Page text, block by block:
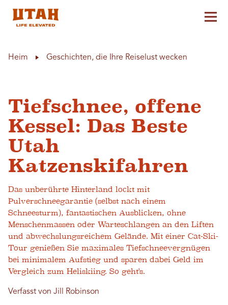
Heim Geschichten, die Ihre Reiselust wecken
Tiefschnee, offene
Kessel: Das Beste
Utah
Katzenskifahren
Das unberührte Hinterland lockt mit
Pulverschneegarantie (selbst nach einem
Schneesturm), fantastischen Ausblicken, ohne
Menschenmassen oder Warteschlangen an den Liften
und abwechslungsreichem Gelände. Mit einer Cat-Ski-
Tour genießen Sie maximales Tiefschneevergnügen
bei minimalem Aufstieg und sparen dabei Geld im
Vergleich zum Heliskiing. So geht's.
Verfasst von Jill Robinson